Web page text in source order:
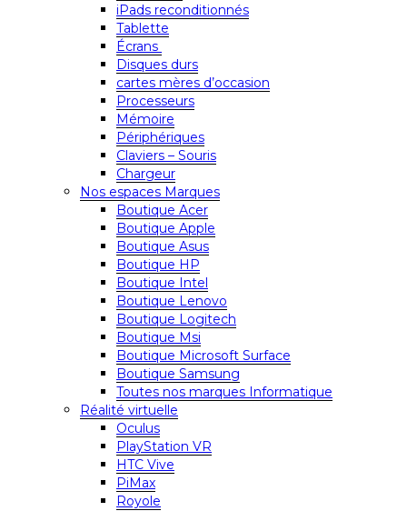
iPads reconditionnés
Tablette
Écrans
Disques durs
cartes mères d’occasion
Processeurs
Mémoire
Périphériques
Claviers – Souris
Chargeur
Nos espaces Marques
Boutique Acer
Boutique Apple
Boutique Asus
Boutique HP
Boutique Intel
Boutique Lenovo
Boutique Logitech
Boutique Msi
Boutique Microsoft Surface
Boutique Samsung
Toutes nos marques Informatique
Réalité virtuelle
Oculus
PlayStation VR
HTC Vive
PiMax
Royole